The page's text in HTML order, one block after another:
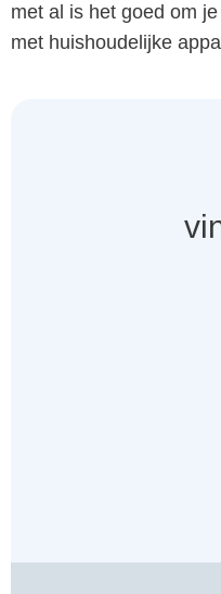
met al is het goed om
met huishoudelijke